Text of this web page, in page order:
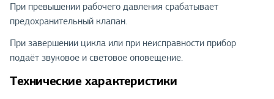
При превышении рабочего давления срабатывает
предохранительный клапан.
При завершении цикла или при неисправности прибор
подаёт звуковое и световое оповещение.
Технические характеристики